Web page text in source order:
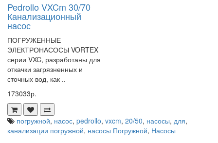
Pedrollo VXCm 30/70
Канализационный
насос
ПОГРУЖЕННЫЕ
ЭЛЕКТРОНАСОСЫ VORTEX
серии VXC, разработаны для
откачки загрязненных и
сточных вод, как ..
173033р.
погружной, насос, pedrollo, vxcm, 20/50, насосы, для,
канализации погружной, насосы Погружной, Насосы